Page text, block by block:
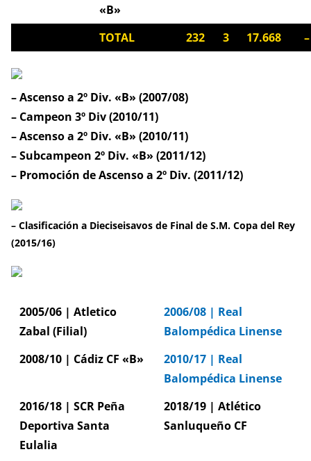
«B»
TOTAL 232 3 17.668 –
– Ascenso a 2º Div. «B» (2007/08)
– Campeon 3º Div (2010/11)
– Ascenso a 2º Div. «B» (2010/11)
– Subcampeon 2º Div. «B» (2011/12)
– Promoción de Ascenso a 2º Div. (2011/12)
– Clasificación a Dieciseisavos de Final de S.M. Copa del Rey
(2015/16)
2005/06 | Atletico
Zabal (Filial)
2006/08 | Real
Balompédica Linense
2008/10 | Cádiz CF «B»
2010/17 | Real
Balompédica Linense
2016/18 | SCR Peña
Deportiva Santa
Eulalia
2018/19 | Atlético
Sanluqueño CF